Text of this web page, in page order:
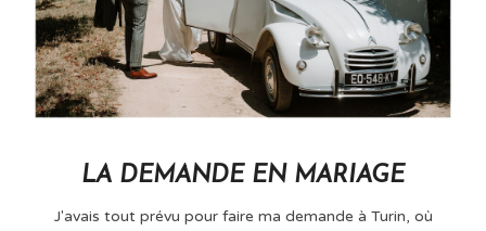
LA DEMANDE EN MARIAGE
J'avais tout prévu pour faire ma demande à Turin, où